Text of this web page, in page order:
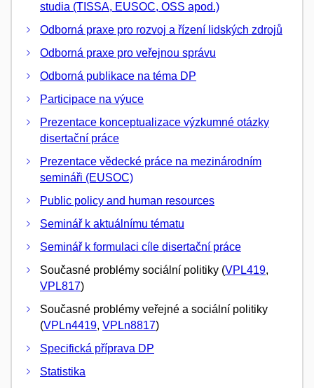
studia (TISSA, EUSOC, OSS apod.)
Odborná praxe pro rozvoj a řízení lidských zdrojů
Odborná praxe pro veřejnou správu
Odborná publikace na téma DP
Participace na výuce
Prezentace konceptualizace výzkumné otázky
disertační práce
Prezentace vědecké práce na mezinárodním
semináři (EUSOC)
Public policy and human resources
Seminář k aktuálnímu tématu
Seminář k formulaci cíle disertační práce
Současné problémy sociální politiky (VPL419,
VPL817)
Současné problémy veřejné a sociální politiky
(VPLn4419, VPLn8817)
Specifická příprava DP
Statistika